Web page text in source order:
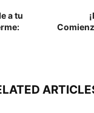
a tu